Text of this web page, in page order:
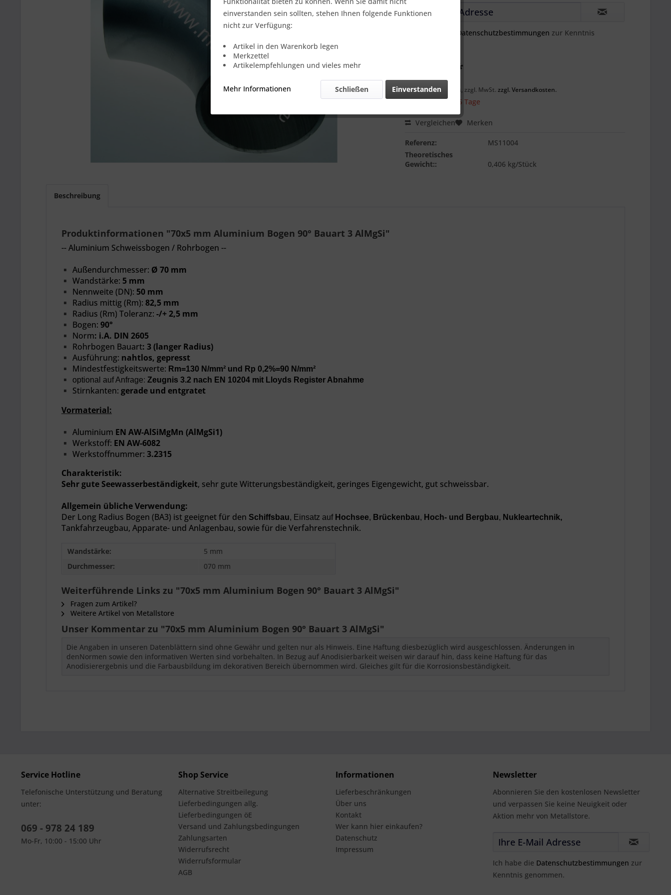
Datenschutzbestimmungen zur Kenntnis
99,99 € *
Einheit:1 Stück
Online-Vorteilspreis, zzgl. MwSt.zzgl. Versandkosten.
Lieferzeit ca. 5 Tage
Vergleichen Merken
Referenz:
MS11004
Theoretisches
Gewicht::
0,406 kg/Stück
Beschreibung
Produktinformationen "70x5 mm Aluminium Bogen 90° Bauart 3 AlMgSi"
-- Aluminium Schweissbogen / Rohrbogen --
Außendurchmesser: Ø 70 mm
Wandstärke: 5 mm
Nennweite (DN): 50 mm
Radius mittig (Rm): 82,5 mm
Radius (Rm) Toleranz: -/+ 2,5 mm
Bogen: 90°
Norm: i.A. DIN 2605
Rohrbogen Bauart: 3 (langer Radius)
Ausführung: nahtlos, gepresst
Mindestfestigkeitswerte: Rm=130 N/mm² und Rp 0,2%=90 N/mm²
optional auf Anfrage: Zeugnis 3.2 nach EN 10204 mit Lloyds Register Abnahme
Stirnkanten: gerade und entgratet
Vormaterial:
Aluminium EN AW-AlSiMgMn (AlMgSi1)
Werkstoff: EN AW-6082
Werkstoffnummer: 3.2315
Charakteristik:
Sehr gute Seewasserbeständigkeit, sehr gute Witterungsbeständigkeit, geringes Eigengewicht, gut schweissbar.
Allgemein übliche Verwendung:
Der Long Radius Bogen (BA3) ist geeignet für den Schiffsbau, Einsatz auf Hochsee, Brückenbau, Hoch- und Bergbau, Nukleartechnik,
Tankfahrzeugbau, Apparate- und Anlagenbau, sowie für die Verfahrenstechnik.
Wandstärke:
5 mm
Durchmesser:
070 mm
Weiterführende Links zu "70x5 mm Aluminium Bogen 90° Bauart 3 AlMgSi"
Fragen zum Artikel?
Weitere Artikel von Metallstore
Unser Kommentar zu "70x5 mm Aluminium Bogen 90° Bauart 3 AlMgSi"
Die Angaben in unseren Datenblättern sind ohne Gewähr und gelten nur als Hinweis. Eine Haftung diesbezüglich wird ausgeschlossen. Änderungen in
denNormen sowie den informativen Werten sind vorbehalten. In Bezug auf Anodisierbarkeit weisen wir darauf hin, dass keine Haftung für das
Anodisierergebnis und die Farbausbildung im dekorativen Bereich übernommen wird. Gleiches gilt für die Korrosionsbeständigkeit.
Service Hotline
Telefonische Unterstützung und Beratung
unter:
069 - 978 24 189
Mo-Fr, 10:00 - 15:00 Uhr
Shop Service
Alternative Streitbeilegung
Lieferbedingungen allg.
Lieferbedingungen öE
Versand und Zahlungsbedingungen
Zahlungsarten
Widerrufsrecht
Widerrufsformular
AGB
Informationen
Lieferbeschränkungen
Über uns
Kontakt
Wer kann hier einkaufen?
Datenschutz
Impressum
Newsletter
Abonnieren Sie den kostenlosen Newsletter
und verpassen Sie keine Neuigkeit oder
Aktion mehr von Metallstore.
Ich habe die Datenschutzbestimmungen zur
Kenntnis genommen.
einverstanden sein sollten, stehen Ihnen folgende Funktionen
nicht zur Verfügung:
Artikel in den Warenkorb legen
Merkzettel
Artikelempfehlungen und vieles mehr
Mehr Informationen Einverstanden
Schließen